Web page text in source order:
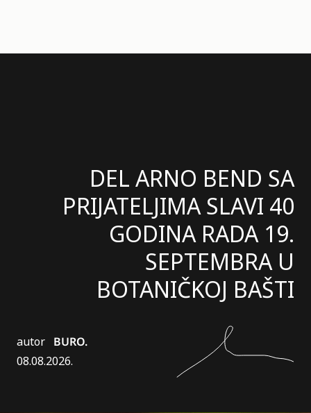
DEL ARNO BEND SA
PRIJATELJIMA SLAVI 40
GODINA RADA 19.
SEPTEMBRA U
BOTANIČKOJ BAŠTI
autor BURO.
08.08.2026.